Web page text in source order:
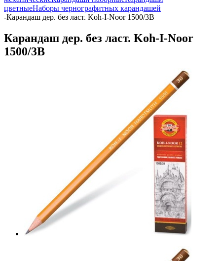
цветныеНаборы чернографитных карандашей
-Карандаш дер. без ласт. Koh-I-Noor 1500/3В
Карандаш дер. без ласт. Koh-I-Noor
1500/3В